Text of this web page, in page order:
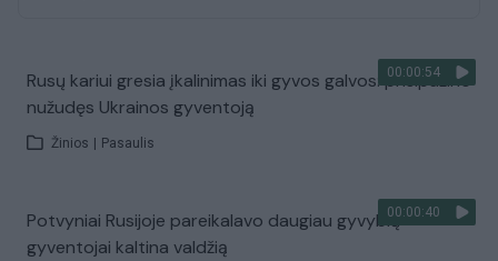
00:00:54
Rusų kariui gresia įkalinimas iki gyvos galvos: prisipažino
nužudęs Ukrainos gyventoją
Žinios Pasaulis
00:00:40
Potvyniai Rusijoje pareikalavo daugiau gyvybių –
gyventojai kaltina valdžią